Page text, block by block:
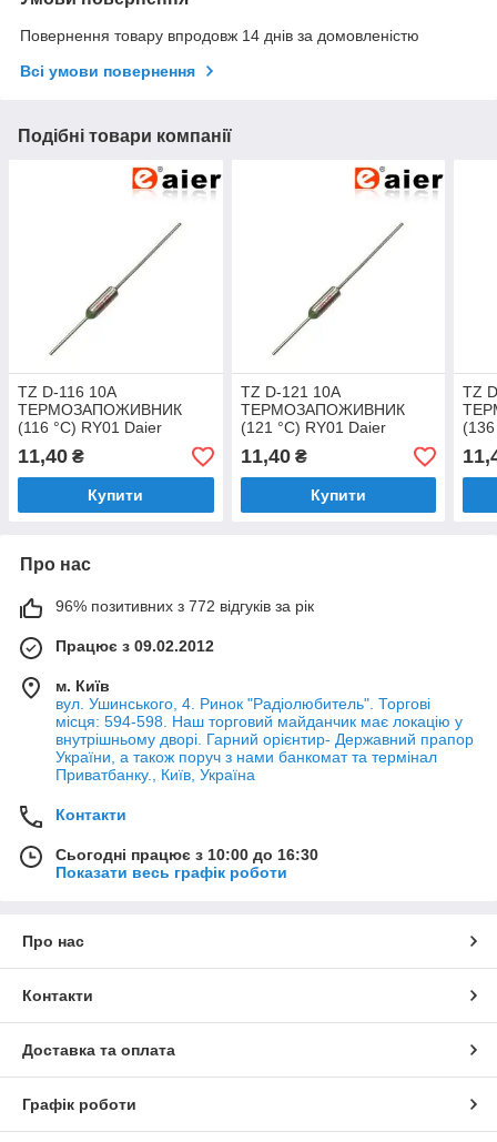
Повернення товару впродовж 14 днів за домовленістю
Всі умови повернення
Подібні товари компанії
TZ D-116 10А
ТЕРМОЗАПОЖИВНИК
(116 °C) RY01 Daier
11,40 ₴
Купити
TZ D-121 10А
ТЕРМОЗАПОЖИВНИК
(121 °C) RY01 Daier
11,40₴
Купити
TZ
Про нас
96% позитивних з 772 відгуків за рік
Працює з 09.02.2012
м. Київ
вул. Ушинського, 4. Ринок "Радіолюбитель". Торгові
місця: 594-598. Наш торговий майданчик має локацію у
внутрішньому дворі. Гарний орієнтир- Державний прапор
України, а також поруч з нами банкомат та термінал
Приватбанку., Київ, Україна
Контакти
Сьогодні працює з 10:00 до 16:30
Показати весь графік роботи
Про нас
Контакти
Доставка та оплата
Графік роботи